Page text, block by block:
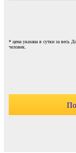
* цена указана в сутки за весь
человек.